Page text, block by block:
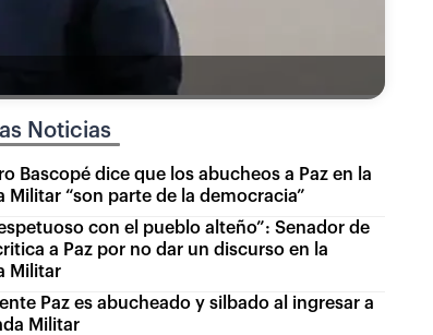
Noticias
Bascopé dice que los abucheos a Paz en la
Militar “son parte de la democracia”
con el pueblo alteño”: Senador de
a Paz por no dar un discurso en la
Militar
Paz es abucheado y silbado al ingresar a
Militar